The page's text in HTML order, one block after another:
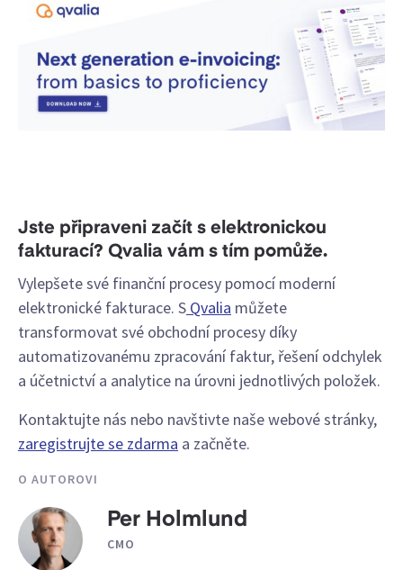
Jste připraveni začít s elektronickou
fakturací? Qvalia vám s tím pomůže.
Vylepšete své finanční procesy pomocí moderní
elektronické fakturace. S Qvalia můžete
transformovat své obchodní procesy díky
automatizovanému zpracování faktur, řešení odchylek
a účetnictví a analytice na úrovni jednotlivých položek.
Kontaktujte nás nebo navštivte naše webové stránky,
zaregistrujte se zdarma a začněte.
O AUTOROVI
Per Holmlund
CMO